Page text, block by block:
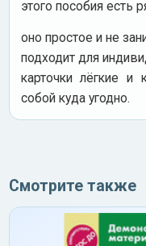
этого пособия есть
оно простое и не
подходит для
карточки лёгкие
собой куда угодно.
Смотрите также